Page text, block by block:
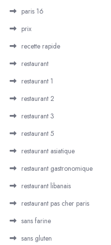
paris 16
prix
recette rapide
restaurant
restaurant 1
restaurant 2
restaurant 3
restaurant 5
restaurant asiatique
restaurant gastronomique
restaurant libanais
restaurant pas cher paris
sans farine
sans gluten